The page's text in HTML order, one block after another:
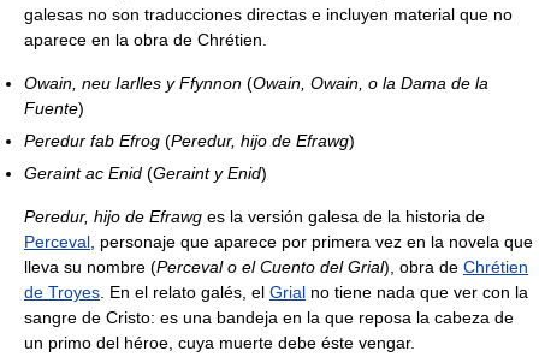
galesas no son traducciones directas e incluyen material que no
aparece en la obra de Chrétien.
Owain, neu Iarlles y Ffynnon (Owain, Owain, o la Dama de la
Fuente)
Peredur fab Efrog (Peredur, hijo de Efrawg)
Geraint ac Enid (Geraint y Enid)
Peredur, hijo de Efrawg es la versión galesa de la historia de
Perceval , personaje que aparece por primera vez en la novela que
lleva su nombre (Perceval o el Cuento del Grial), obra de Chrétien
de Troyes . En el relato galés, el Grial no tiene nada que ver con la
sangre de Cristo: es una bandeja en la que reposa la cabeza de
un primo del héroe, cuya muerte debe éste vengar.